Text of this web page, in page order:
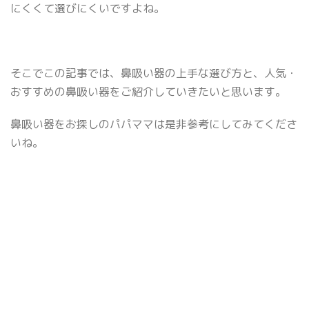
にくくて選びにくいですよね。
そこでこの記事では、鼻吸い器の上手な選び方と、人気・
おすすめの鼻吸い器をご紹介していきたいと思います。
鼻吸い器をお探しのパパママは是非参考にしてみてくださ
いね。